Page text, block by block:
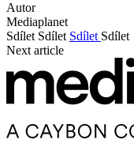
Autor
Mediaplanet
Sdílet Sdílet Sdílet Sdílet
Next article